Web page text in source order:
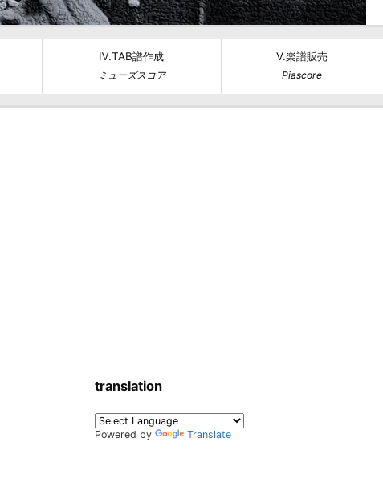
Ⅳ.TAB譜作成
ミューズスコア
Ⅴ.楽譜販売
Piascore
translation
Powered by Translate